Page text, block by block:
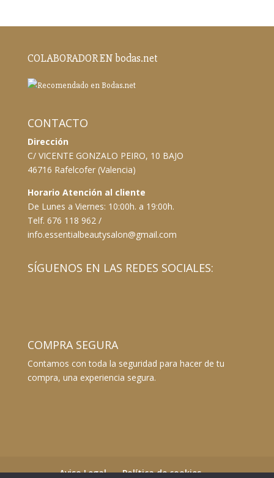
COLABORADOR EN bodas.net
CONTACTO
Dirección
C/ VICENTE GONZALO PEIRO, 10 BAJO
46716 Rafelcofer (Valencia)
Horario Atención al cliente
De Lunes a Viernes: 10:00h. a 19:00h.
Telf. 676 118 962 /
info.essentialbeautysalon@gmail.com
SÍGUENOS EN LAS REDES SOCIALES:
COMPRA SEGURA
Contamos con toda la seguridad para hacer de tu
compra, una experiencia segura.
Aviso Legal Política de cookies